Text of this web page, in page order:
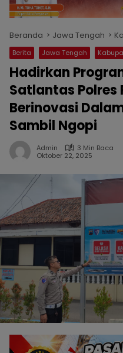
Beranda Jawa Tengah
Berita Jawa Tengah
Hadirkan
Satlantas Polres
Berinovasi
Sambil Ngopi
Admin
3 Min Baca
Oktober 22, 2025